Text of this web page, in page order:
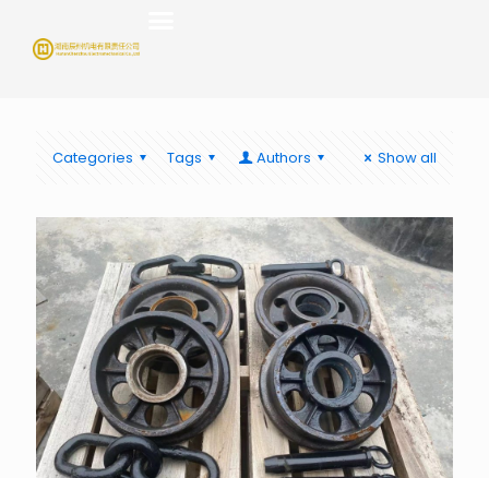
Categories Tags Authors Show all